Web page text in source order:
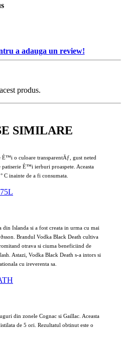
a adauga un review!
produs.
SIMILARE
È™i o culoare transparentÄƒ, gust neted
patiserie È™i ierburi proaspete. Aceasta
inainte de a fi consumata.
din Islanda si a fost creata in urma cu mai
Brandul Vodka Black Death cultiva
otrava si ciuma beneficiind de
Astazi, Vodka Black Death s-a intors si
cu ireverenta sa.
din zonele Cognac si Gaillac. Aceasta
de 5 ori. Rezultatul obtinut este o